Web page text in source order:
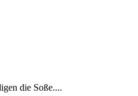
die Soße....